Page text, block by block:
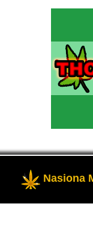
na temat
Nasiona